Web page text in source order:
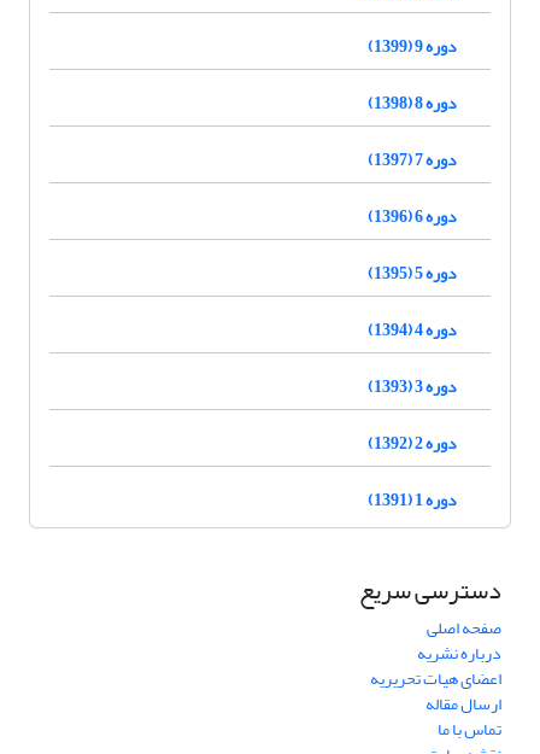
دوره 9 (1399)
دوره 8 (1398)
دوره 7 (1397)
دوره 6 (1396)
دوره 5 (1395)
دوره 4 (1394)
دوره 3 (1393)
دوره 2 (1392)
دوره 1 (1391)
دسترسی سریع
صفحه اصلی
درباره نشریه
اعضای هیات تحریریه
ارسال مقاله
تماس با ما